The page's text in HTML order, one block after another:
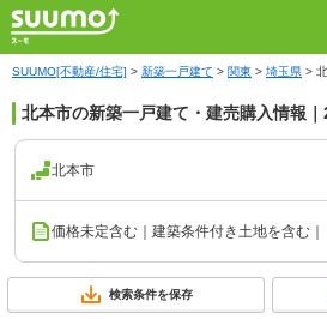
SUUMO[不動産/住宅] > 新築一戸建て > 関東 > 埼玉県 >
北本市の新築一戸建て・建売購入情報｜
北本市
価格未定含む｜建築条件付き土地を含む｜
検索条件を保存